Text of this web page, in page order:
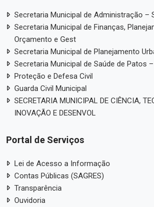
Secretaria Municipal de Administração –
Secretaria Municipal de Finanças,
Orçamento e Gest
Secretaria Municipal de Planejamento
Secretaria Municipal de Saúde de Patos –
Proteção e Defesa Civil
Guarda Civil Municipal
SECRETARIA MUNICIPAL DE CIÊNCIA,
INOVAÇÃO E DESENVOL
Portal de Serviços
Lei de Acesso a Informação
Contas Públicas (SAGRES)
Transparência
Ouvidoria